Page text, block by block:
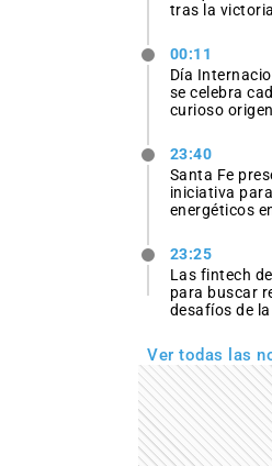
tras la
00:11
Día
se celebra
curioso
23:40
Santa Fe
iniciativa
energéticos
23:25
Las fintech
para buscar
desafíos de
Ver todas las